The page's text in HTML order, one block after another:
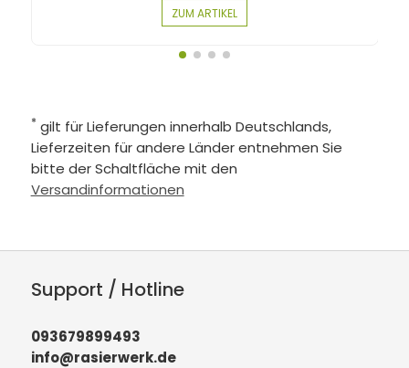
ZUM ARTIKEL
* gilt für Lieferungen innerhalb Deutschlands,
Lieferzeiten für andere Länder entnehmen Sie
bitte der Schaltfläche mit den
Versandinformationen
Support / Hotline
093679899493
info@rasierwerk.de